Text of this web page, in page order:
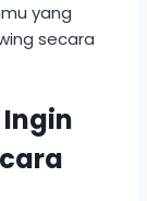
yang
secara